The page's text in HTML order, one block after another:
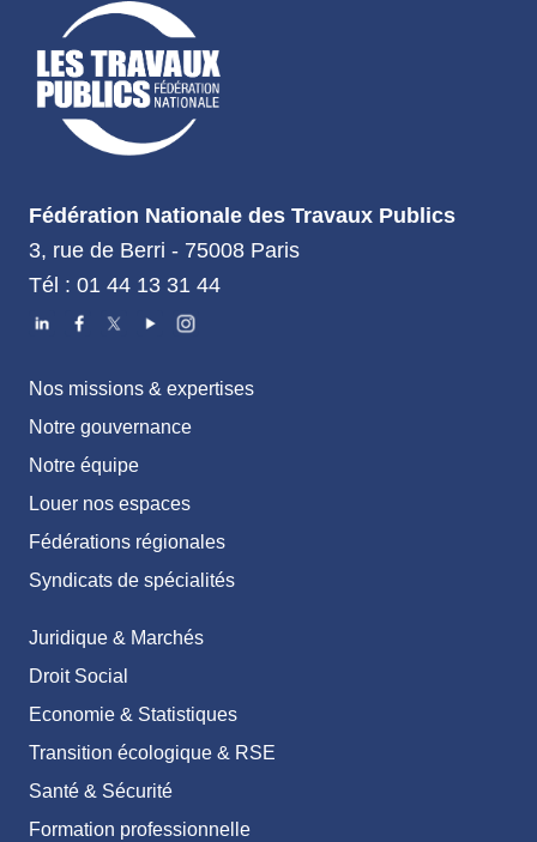
Fédération Nationale des Travaux Publics
3, rue de Berri - 75008 Paris
Tél : 01 44 13 31 44
Nos missions & expertises
Notre gouvernance
Notre équipe
Louer nos espaces
Fédérations régionales
Syndicats de spécialités
Juridique & Marchés
Droit Social
Economie & Statistiques
Transition écologique & RSE
Santé & Sécurité
Formation professionnelle